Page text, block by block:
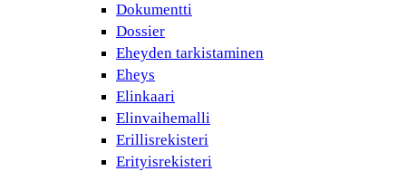
Dokumentti
Dossier
Eheyden tarkistaminen
Eheys
Elinkaari
Elinvaihemalli
Erillisrekisteri
Erityisrekisteri